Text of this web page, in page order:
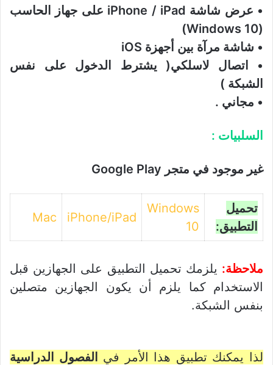
• عرض شاشة iPhone / iPad على جهاز الحاسب
(Windows 10)
• شاشة مرآة بين أجهزة iOS
• اتصال لاسلكي( يشترط الدخول على نفس
الشبكة )
• مجاني .
السلبيات :
غير موجود في متجر Google Play
تحميل
التطبيق:
Windows
10
iPhone/iPad
Mac
ملاحظة: يلزمك تحميل التطبيق على الجهازين قبل
الاستخدام كما يلزم أن يكون الجهازين متصلين
بنفس الشبكة.
لذا يمكنك تطبيق هذا الأمر في
الفصول الدراسية